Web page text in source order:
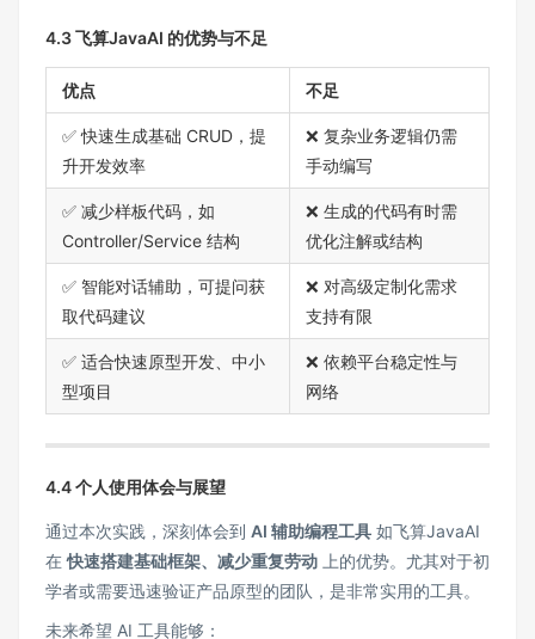
4.3 飞算JavaAI 的优势与不足
优点 不足
✅ 快速生成基础 CRUD，提
升开发效率
❌ 复杂业务逻辑仍需
手动编写
✅ 减少样板代码，如
Controller/Service 结构
❌ 生成的代码有时需
优化注解或结构
✅ 智能对话辅助，可提问获
取代码建议
❌ 对高级定制化需求
支持有限
✅ 适合快速原型开发、中小
型项目
❌ 依赖平台稳定性与
网络
4.4 个人使用体会与展望
通过本次实践，深刻体会到 AI 辅助编程工具 如飞算JavaAI
在快速搭建基础框架、减少重复劳动 上的优势。尤其对于初
学者或需要迅速验证产品原型的团队，是非常实用的工具。
未来希望 AI 工具能够：